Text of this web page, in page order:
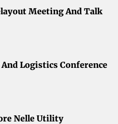
Meeting And Talk
Logistics Conference
Nelle Utility